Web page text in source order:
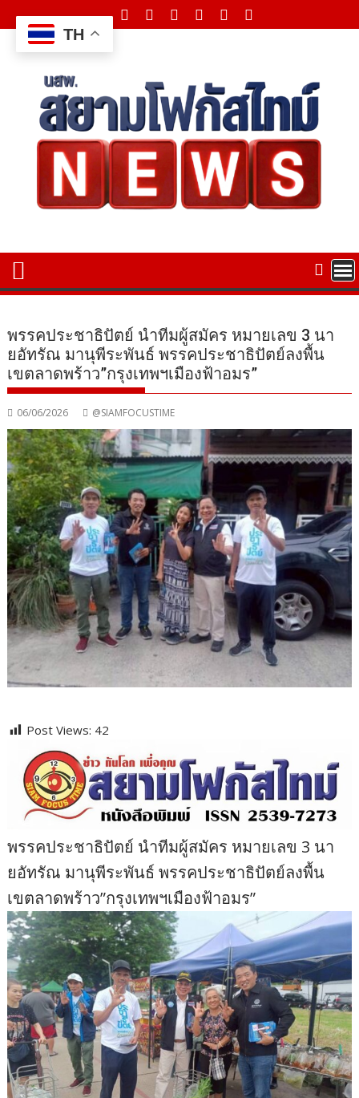
to
content
พรรคประชาธิปัตย์ นำทีมผู้สมัคร หมายเลข 3 นา
ยอัทรัณ มานุพีระพันธ์ พรรคประชาธิปัตย์ลงพื้น
เขตลาดพร้าว”กรุงเทพฯเมืองฟ้าอมร”
06/06/2026 @SIAMFOCUSTIME
Post Views: 42
พรรคประชาธิปัตย์ นำทีมผู้สมัคร หมายเลข 3 นา
ยอัทรัณ มานุพีระพันธ์ พรรคประชาธิปัตย์ลงพื้น
เขตลาดพร้าว”กรุงเทพฯเมืองฟ้าอมร”
TH